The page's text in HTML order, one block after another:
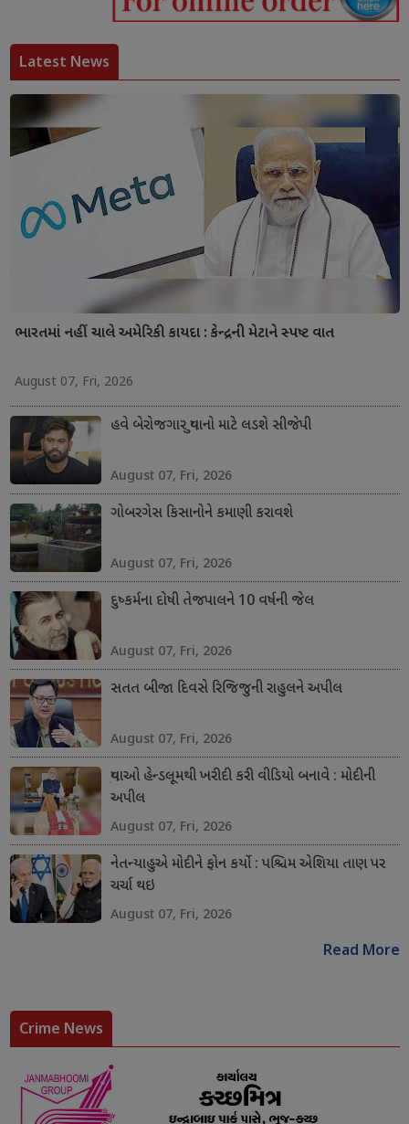
Latest News
ભારતમાં નહીં ચાલે અમેરિકી કાયદા : કેન્દ્રની મેટાને સ્પષ્ટ વાત
August 07, Fri, 2026
હવે બેરોજગાર યુવાનો માટે લડશે સીજેપી
August 07, Fri, 2026
ગોબરગેસ કિસાનોને કમાણી કરાવશે
August 07, Fri, 2026
દુષ્કર્મના દોષી તેજપાલને 10 વર્ષની જેલ
August 07, Fri, 2026
સતત બીજા દિવસે રિજિજુની રાહુલને અપીલ
August 07, Fri, 2026
યુવાઓ હેન્ડલૂમથી ખરીદી કરી વીડિયો બનાવે : મોદીની
અપીલ
August 07, Fri, 2026
નેતન્યાહુએ મોદીને ફોન કર્યો : પશ્ચિમ એશિયા તાણ પર
ચર્ચા થઇ
August 07, Fri, 2026
Read More
Crime News